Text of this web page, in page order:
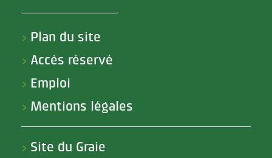
> Plan du site
> Accès réservé
> Emploi
> Mentions légales
> Site du Graie